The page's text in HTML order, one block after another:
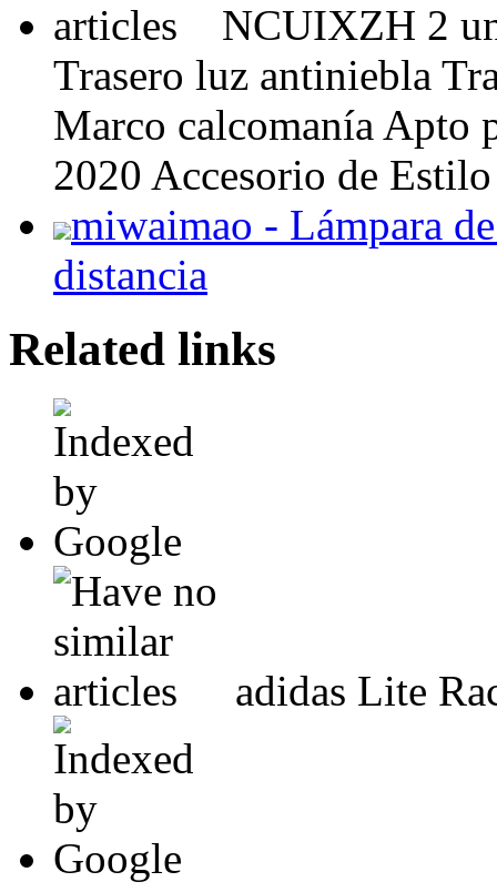
NCUIXZH 2
Trasero luz antiniebla
Marco calcomanía Apto
2020 Accesorio de Estilo
miwaimao - Lámpara
distancia
Related links
adidas Lite